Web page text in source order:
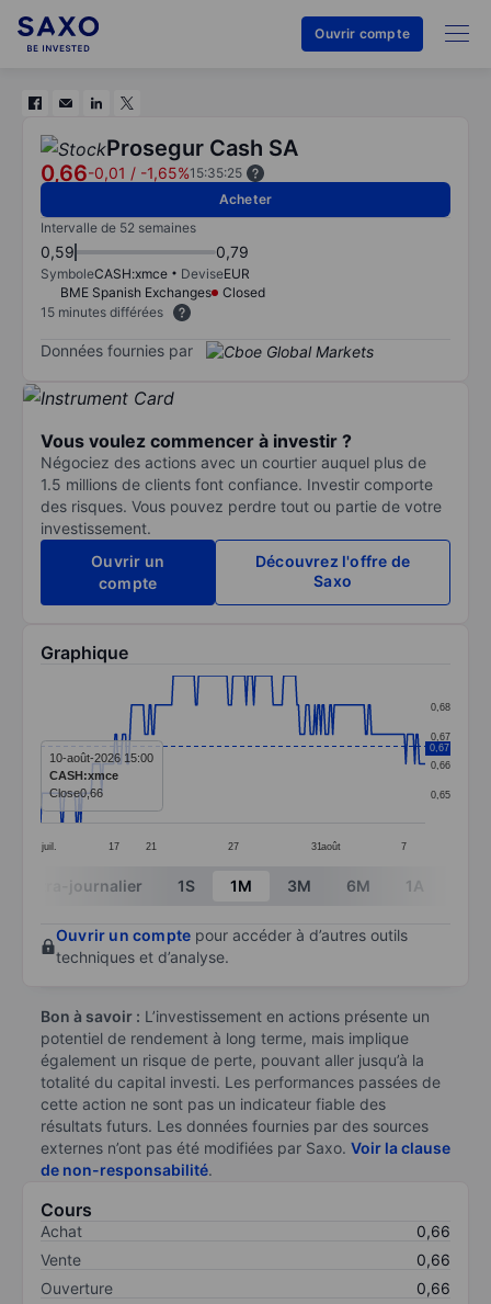
Ouvrir compte
Prosegur Cash SA
0,66-0,01 / -1,65%15:35:25
Acheter
Intervalle de 52 semaines
0,59 0,79
SymboleCASH:xmce DeviseEUR
BME Spanish Exchanges
Closed
15 minutes différées
Données fournies par
Vous voulez commencer à investir ?
Négociez des actions avec un courtier auquel plus de
1.5 millions de clients font confiance. Investir comporte
des risques. Vous pouvez perdre tout ou partie de votre
investissement.
Ouvrir un
compte
Découvrez l'offre de
Saxo
Graphique
Line chart with 259 data points.
The chart has 1 X axis displaying categories.
The chart has 1 Y axis displaying values. Data
juil. 17 21 27 31août 7
0,65
0,66
0,67
0,68
0,67
10-août-2026 15:00
CASH:xmce
Close0,66
End of interactive chart.
Intra-journalier 1S 1M 3M 6M 1A
Ouvrir un compte pour accéder à d’autres outils
techniques et d’analyse.
Bon à savoir : L’investissement en actions présente un
potentiel de rendement à long terme, mais implique
également un risque de perte, pouvant aller jusqu’à la
totalité du capital investi. Les performances passées de
cette action ne sont pas un indicateur fiable des
résultats futurs. Les données fournies par des sources
externes n’ont pas été modifiées par Saxo. Voir la clause
de non-responsabilité.
Cours
Achat
0,66
Vente
0,66
Ouverture
0,66